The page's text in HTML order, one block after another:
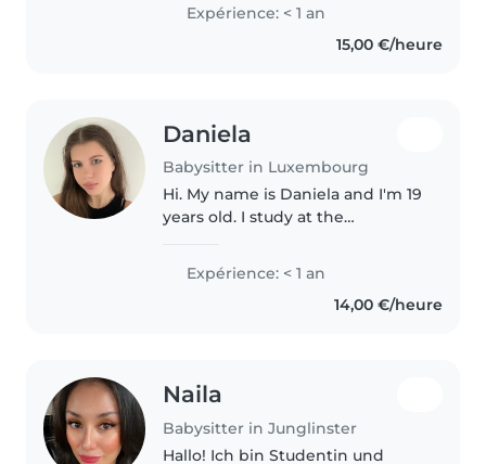
I'm only 19 years old, I have
experience caring for toddlers,
Expérience: < 1 an
15,00 €/heure
Daniela
Babysitter in Luxembourg
Hi. My name is Daniela and I'm 19
years old. I study at the
don't have any professional
babysitting experience yet, I
have plenty of hands-on
Expérience: < 1 an
14,00 €/heure
Naila
Babysitter in Junglinster
Hallo! Ich bin Studentin und